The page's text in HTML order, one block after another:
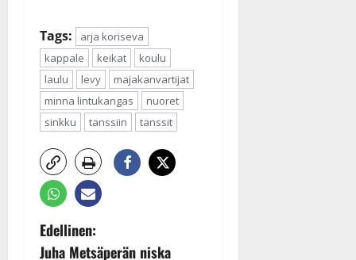
Tags:
arja koriseva
kappale
keikat
koulu
laulu
levy
majakanvartijat
minna lintukangas
nuoret
sinkku
tanssiin tanssit
P
Edellinen:
Juha Metsäperän niska